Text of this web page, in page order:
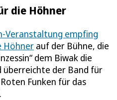
die Höhner
Veranstaltung empfing
Höhner auf der Bühne, die
dem Biwak die
der Band für
Funken für das